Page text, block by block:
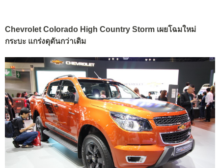
Chevrolet Colorado High Country Storm เผยโฉมใหม่
กระบะ แกร่งดุดันกว่าเดิม